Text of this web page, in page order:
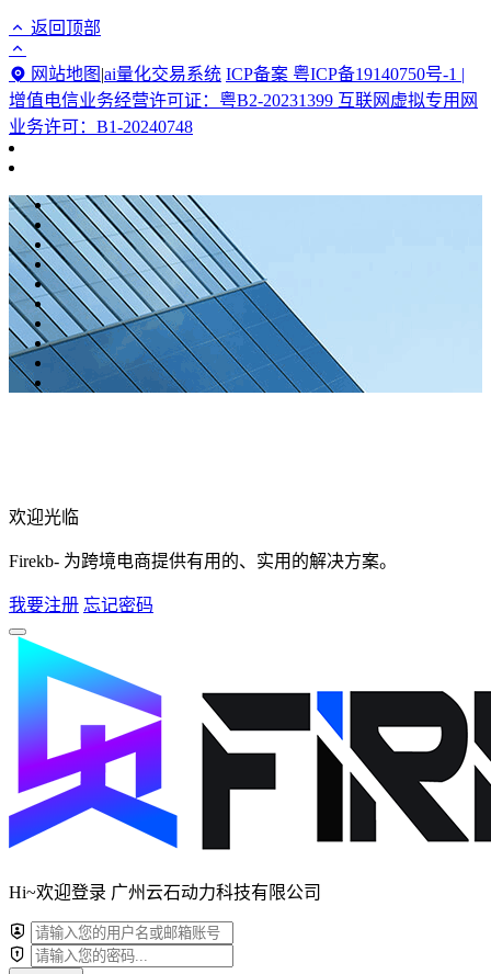
返回顶部
网站地图 |ai量化交易系统 ICP备案 粤ICP备19140750号-1 |
增值电信业务经营许可证：粤B2-20231399 互联网虚拟专用网
业务许可：B1-20240748
欢迎光临
Firekb- 为跨境电商提供有用的、实用的解决方案。
我要注册 忘记密码
Hi~欢迎登录 广州云石动力科技有限公司